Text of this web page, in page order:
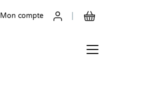
Mon compte